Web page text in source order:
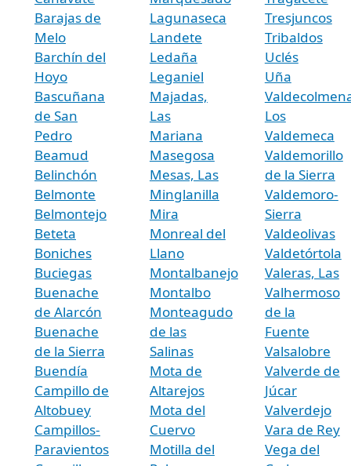
Barajas de
Melo
Barchín del
Hoyo
Bascuñana
de San
Pedro
Beamud
Belinchón
Belmonte
Belmontejo
Beteta
Boniches
Buciegas
Buenache
de Alarcón
Buenache
de la Sierra
Buendía
Campillo de
Altobuey
Campillos-
Paravientos
Lagunaseca
Landete
Ledaña
Leganiel
Majadas,
Las
Mariana
Masegosa
Mesas, Las
Minglanilla
Mira
Monreal del
Llano
Montalbanejo
Montalbo
Monteagudo
de las
Salinas
Mota de
Altarejos
Mota del
Cuervo
Motilla del
Tresjuncos
Tribaldos
Uclés
Uña
Los
Valdemeca
Valdemorillo
de la Sierra
Valdemoro-
Sierra
Valdeolivas
Valdetórtola
Valeras, Las
Valhermoso
de la
Fuente
Valsalobre
Valverde de
Júcar
Valverdejo
Vara de Rey
Vega del